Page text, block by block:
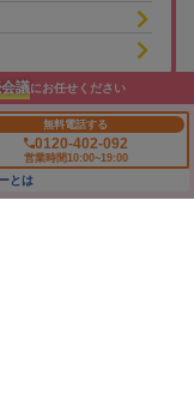
議にお任せください
無料電話する
0120-402-092
営業時間10:00~19:00
とは